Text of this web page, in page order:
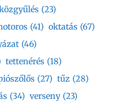
(23)
(41) oktatás (67)
(46)
tettenérés (18)
(27) tűz (28)
(34) verseny (23)